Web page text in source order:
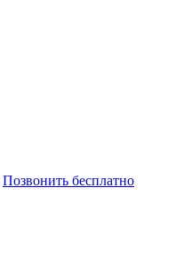
Позвонить бесплатно